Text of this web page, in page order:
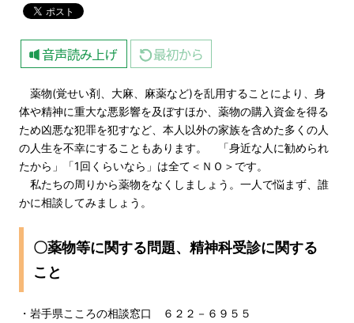
薬物(覚せい剤、大麻、麻薬など)を乱用することにより、身
体や精神に重大な悪影響を及ぼすほか、薬物の購入資金を得る
ため凶悪な犯罪を犯すなど、本人以外の家族を含めた多くの人
の人生を不幸にすることもあります。 「身近な人に勧められ
たから」「1回くらいなら」は全て＜ＮＯ＞です。
私たちの周りから薬物をなくしましょう。一人で悩まず、誰
かに相談してみましょう。
〇薬物等に関する問題、精神科受診に関する
こと
・岩手県こころの相談窓口 ６２２－６９５５